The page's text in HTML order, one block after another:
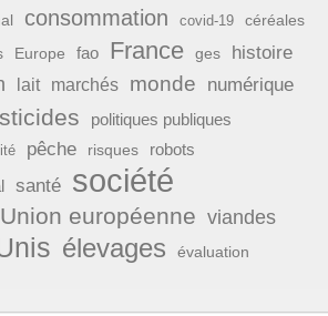
consommation covid-19 céréales
Europe fao France ges histoire
lait marchés monde numérique
politiques publiques
pêche risques robots
santé société
Union européenne viandes
élevages évaluation